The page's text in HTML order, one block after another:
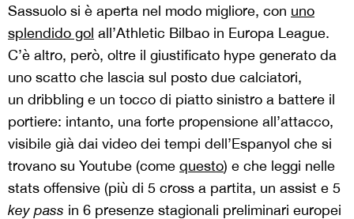
Sassuolo si è aperta nel modo migliore, con uno
splendido gol all’Athletic Bilbao in Europa League.
C’è altro, però, oltre il giustificato hype generato da
uno scatto che lascia sul posto due calciatori,
un dribbling e un tocco di piatto sinistro a battere il
portiere: intanto, una forte propensione all’attacco,
visibile già dai video dei tempi dell’Espanyol che si
trovano su Youtube (come questo) e che leggi nelle
stats offensive (più di 5 cross a partita, un assist e 5
key pass in 6 presenze stagionali preliminari europei